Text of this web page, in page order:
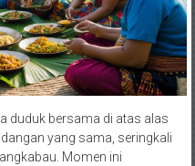
duduk bersama di atas alas
yang sama, seringkali
Momen ini